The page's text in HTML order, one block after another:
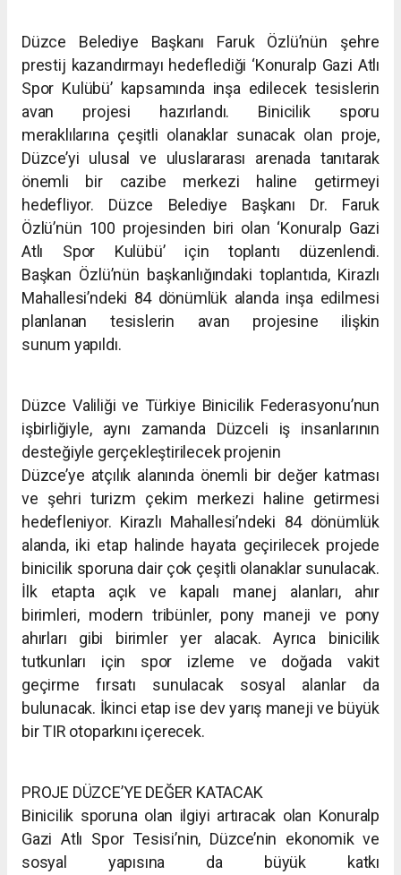
Düzce Belediye Başkanı Faruk Özlü’nün şehre
prestij kazandırmayı hedeflediği ‘Konuralp Gazi Atlı
Spor Kulübü’ kapsamında inşa edilecek tesislerin
avan projesi hazırlandı. Binicilik sporu
meraklılarına çeşitli olanaklar sunacak olan proje,
Düzce’yi ulusal ve uluslararası arenada tanıtarak
önemli bir cazibe merkezi haline getirmeyi
hedefliyor. Düzce Belediye Başkanı Dr. Faruk
Özlü’nün 100 projesinden biri olan ‘Konuralp Gazi
Atlı Spor Kulübü’ için toplantı düzenlendi.
Başkan Özlü’nün başkanlığındaki toplantıda, Kirazlı
Mahallesi’ndeki 84 dönümlük alanda inşa edilmesi
planlanan tesislerin avan projesine ilişkin
sunum yapıldı.
Düzce Valiliği ve Türkiye Binicilik Federasyonu’nun
işbirliğiyle, aynı zamanda Düzceli iş insanlarının
desteğiyle gerçekleştirilecek projenin
Düzce’ye atçılık alanında önemli bir değer katması
ve şehri turizm çekim merkezi haline getirmesi
hedefleniyor. Kirazlı Mahallesi’ndeki 84 dönümlük
alanda, iki etap halinde hayata geçirilecek projede
binicilik sporuna dair çok çeşitli olanaklar sunulacak.
İlk etapta açık ve kapalı manej alanları, ahır
birimleri, modern tribünler, pony maneji ve pony
ahırları gibi birimler yer alacak.Ayrıca binicilik
tutkunları için spor izleme ve doğada vakit
geçirmefırsatı sunulacak sosyal alanlar da
bulunacak. İkinci etap ise dev yarış maneji ve büyük
bir TIR otoparkını içerecek.
PROJE DÜZCE’YE DEĞER KATACAK
Binicilik sporuna olan ilgiyi artıracak olan Konuralp
Gazi Atlı SporTesisi’nin, Düzce’nin ekonomik ve
sosyal yapısına da büyük katkı